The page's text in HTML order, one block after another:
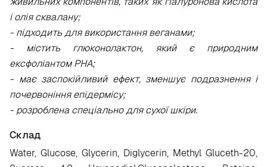
і олія сквалану;
- підходить для використання веганами;
- містить глюконолактон, який є природним
ексфоліантом PHA;
- має заспокійливий ефект, зменшує подразнення і
почервоніння епідермісу;
- розроблена спеціально для сухої шкіри.
Склад
Water, Glucose, Glycerin, Diglycerin, Methyl Gluceth-20,